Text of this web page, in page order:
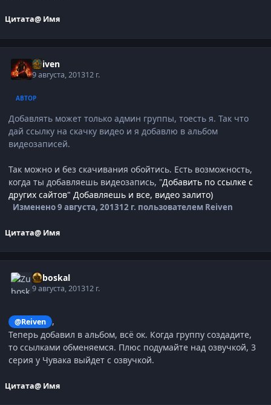
Цитата@ Имя
Reiven
9 августа, 201312 г.
АВТОР
Добавлять может только админ группы, тоесть я. Так что
дай ссылку на скачку видео и я добавлю в альбом
видеозаписей.
Так можно и без скачивания обойтись. Есть возможность,
когда ты добавляешь видеозапись, "Добавить по ссылке с
других сайтов" Добавляешь и все, видео залито)
Изменено9 августа, 201312 г. пользователем Reiven
Цитата@ Имя
Zuboskal
9 августа, 201312 г.
@Reiven
,
Теперь добавил в альбом, всё ок. Когда группу создадите,
то ссылками обменяемся. Плюс подумайте над озвучкой, 3
серия у Чувака выйдет с озвучкой.
Цитата@ Имя